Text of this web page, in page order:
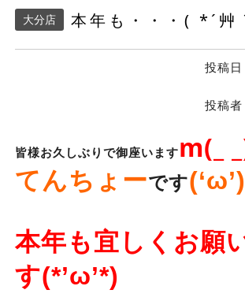
大分店 本年も・・・( *´艸
投稿日
投稿者
皆様お久しぶりで御座いますm(_
てんちょーです
本年も宜しくお願
す(*’ω’*)